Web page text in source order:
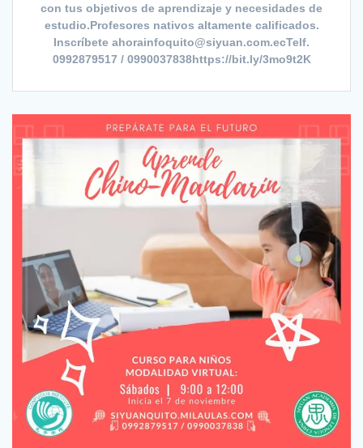
con tus objetivos de aprendizaje y necesidades de
estudio.Profesores nativos altamente calificados.
Inscríbete ahorainfoquito@siyuan.com.ecTelf.
0992879517 / 0990037838https://bit.ly/3mo9t2K